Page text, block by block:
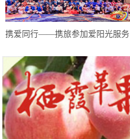
携爱同行——携旅参加爱阳光服务